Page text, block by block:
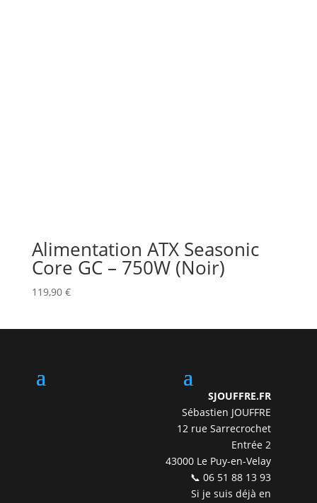
Alimentation ATX Seasonic
Core GC – 750W (Noir)
119,90 €
SJOUFFRE.FR
Sébastien JOUFFRE
12 rue Sarrecrochet
Entrée 2
43000 Le Puy-en-Velay
📞 06 51 88 13 93
Si je suis déjà en